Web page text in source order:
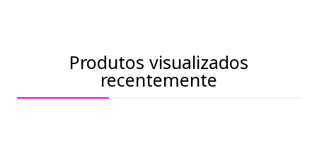
Produtos visualizados
recentemente